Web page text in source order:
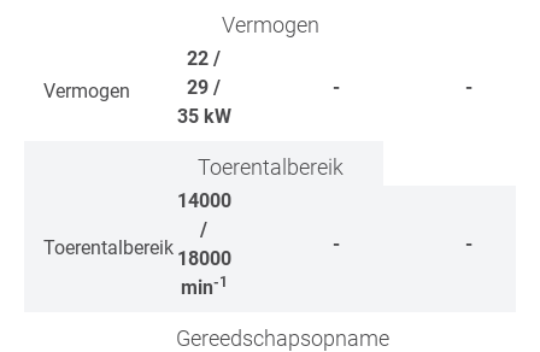
Vermogen
Vermogen
22 /
29 /
35 kW
- -
Toerentalbereik
Toerentalbereik
14000
/
18000
min-1
- -
Gereedschapsopname